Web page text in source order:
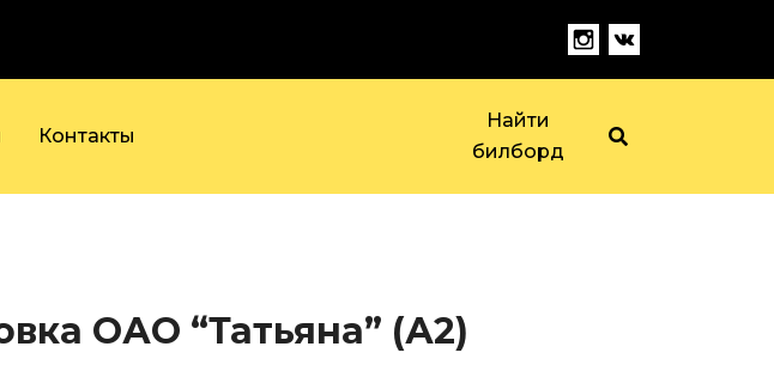
Контакты
Найти
билборд
ОАО “Татьяна” (А2)